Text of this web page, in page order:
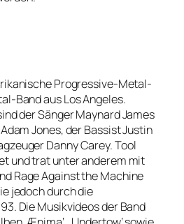
Progressive-Metal-
Band aus Los Angeles.
der Sänger Maynard James
Jones, der Bassist Justin
Danny Carey. Tool
und trat unter anderem mit
Rage Against the Machine
jedoch durch die
Die Musikvideos der Band